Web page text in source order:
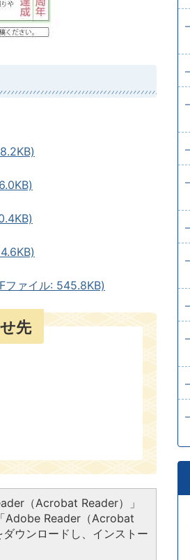
ファイル: 545.8KB)
先
（Acrobat Reader）」
Adobe Reader（Acrobat
ウンロードし、インストー